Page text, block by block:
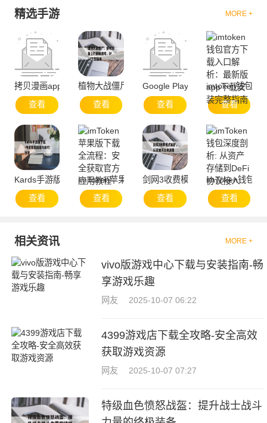
精选手游 MORE +
拷贝漫画app官方网站-便捷服务与资源聚合
查看
植物大战僵尸：移动设备上的策略游戏，iPad下载
查看
Google Play官方下载与安全使用
查看
imtoken钱包官
查看
Kards手游版下载-快速安装指南与技巧分享
查看
imToken苹果版下载全流程：安全获取官方应用教
查看
剑网3收费模式解析，玩家如何合
查看
imToken钱包深
查看
相关资讯 MORE +
vivo版游戏中心下载与安装指南-畅
享游戏乐趣
网友 2025-10-07 06:22
4399游戏店下载全攻略-安全高效
获取游戏资源
网友 2025-10-07 07:27
特级血色愤怒战盔：提升战士战斗